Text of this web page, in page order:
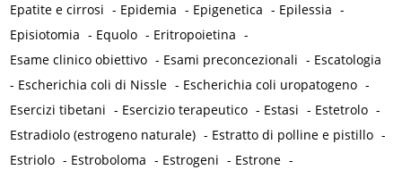
Epatite e cirrosi - Epidemia - Epigenetica - Epilessia -
Episiotomia - Equolo - Eritropoietina -
Esame clinico obiettivo - Esami preconcezionali - Escatologia
- Escherichia coli di Nissle - Escherichia coli uropatogeno -
Esercizi tibetani - Esercizio terapeutico - Estasi - Estetrolo -
Estradiolo (estrogeno naturale) - Estratto di polline e pistillo -
Estriolo - Estroboloma - Estrogeni - Estrone -